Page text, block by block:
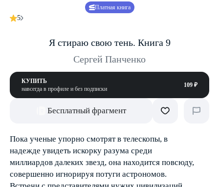
Платная книга
5
Я стираю свою тень. Книга 9
Сергей Панченко
КУПИТЬ
навсегда в профиле и без подписки
109 ₽
Бесплатный фрагмент
Пока ученые упорно смотрят в телескопы, в
надежде увидеть искорку разума среди
миллиардов далеких звезд, она находится повсюду,
совершенно игнорируя потуги астрономов.